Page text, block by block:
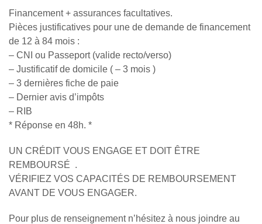
Financement + assurances facultatives.
Pièces justificatives pour une de demande de financement
de 12 à 84 mois :
– CNI ou Passeport (valide recto/verso)
– Justificatif de domicile ( – 3 mois )
– 3 dernières fiche de paie
– Dernier avis d’impôts
– RIB
* Réponse en 48h. *
UN CRÉDIT VOUS ENGAGE ET DOIT ÊTRE
REMBOURSÉ .
VÉRIFIEZ VOS CAPACITÉS DE REMBOURSEMENT
AVANT DE VOUS ENGAGER.
Pour plus de renseignement n’hésitez à nous joindre au